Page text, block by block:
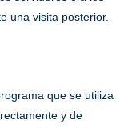
una visita posterior.
que se utiliza
y de